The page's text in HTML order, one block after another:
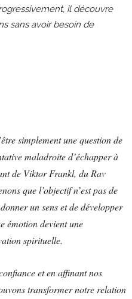
il découvre
sans avoir besoin de
simplement une question de
maladroite d’échapper à
de Viktor Frankl, du Rav
que l’objectif n’est pas de
un sens et de développer
émotion devient une
spirituelle.
et en affinant nos
transformer notre relation